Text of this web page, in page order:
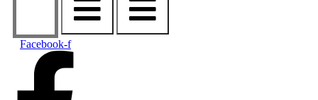
Facebook-f